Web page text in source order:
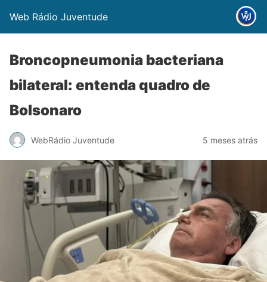
Web Rádio Juventude
Broncopneumonia bacteriana
bilateral: entenda quadro de
Bolsonaro
WebRádio Juventude 5 meses atrás